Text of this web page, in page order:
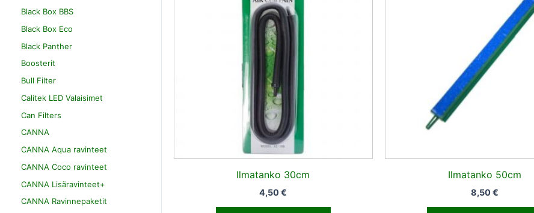
Black Box BBS
Black Box Eco
Black Panther
Boosterit
Bull Filter
Calitek LED Valaisimet
Can Filters
CANNA
CANNA Aqua ravinteet
CANNA Coco ravinteet
CANNA Lisäravinteet+
CANNA Ravinnepaketit
Ilmatanko 30cm
4,50€
Ilmatanko 50cm
8,50€